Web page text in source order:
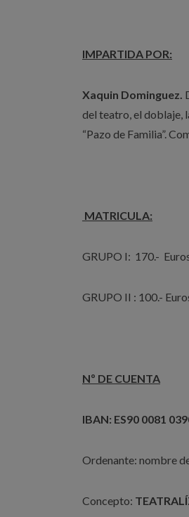
IMPARTIDA POR:
Xaquin Dominguez.
del teatro, el doblaje,
“Pazo de Familia”.
MATRICULA:
GRUPO I: 170.-
GRUPO II : 100.-
Nº DE CUENTA
IBAN: ES90 0081
Ordenante: nombre
Concepto: